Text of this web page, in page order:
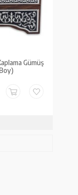
Gümüş